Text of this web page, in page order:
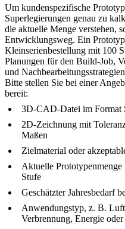
Um kundenspezifische
Superlegierungen genau zu
die aktuelle Menge verstehen,
Entwicklungsweg. Ein
Kleinserienbestellung mit 100
Planungen für den Build-Job,
und
Bitte stellen Sie bei einer
bereit:
3D-CAD-Datei im Format
2D-Zeichnung mit
Maßen
Zielmaterial oder
Aktuelle
Stufe
Geschätzter Jahresbedarf
Anwendungstyp, z. B.
Verbrennung, Energie oder